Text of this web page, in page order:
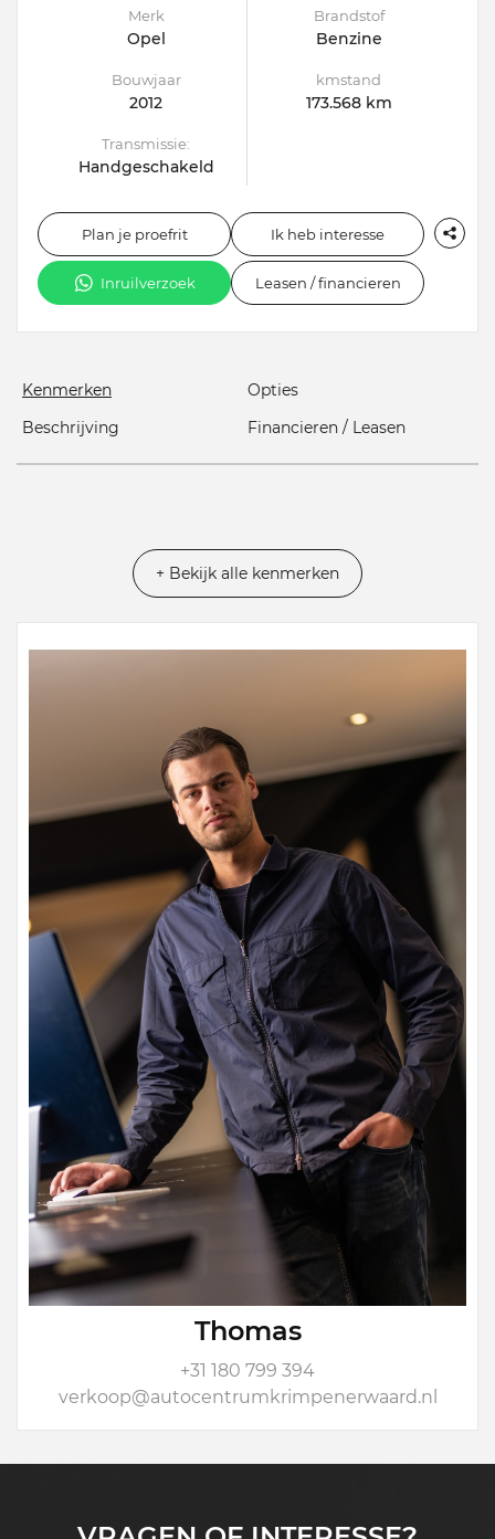
Merk
Opel
Brandstof
Benzine
Bouwjaar
2012
kmstand
173.568 km
Transmissie:
Handgeschakeld
Plan je proefrit Ik heb interesse
Inruilverzoek Leasen / financieren
Kenmerken
Opties
Beschrijving
Financieren / Leasen
+ Bekijk alle kenmerken
Thomas
+31 180 799 394
verkoop@autocentrumkrimpenerwaard.nl